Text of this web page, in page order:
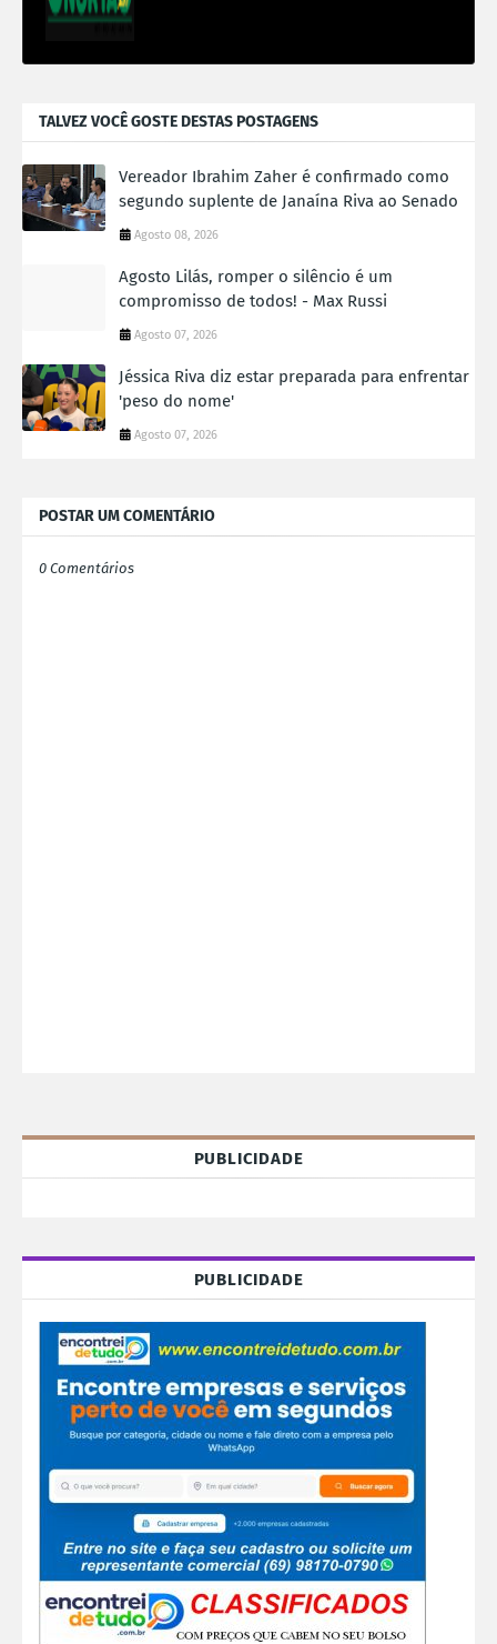
TALVEZ VOCÊ GOSTE DESTAS POSTAGENS
Vereador Ibrahim Zaher é confirmado como
segundo suplente de Janaína Riva ao Senado
Agosto 08, 2026
Agosto Lilás, romper o silêncio é um
compromisso de todos! - Max Russi
Agosto 07, 2026
Jéssica Riva diz estar preparada para enfrentar
'peso do nome'
Agosto 07, 2026
POSTAR UM COMENTÁRIO
0 Comentários
PUBLICIDADE
PUBLICIDADE